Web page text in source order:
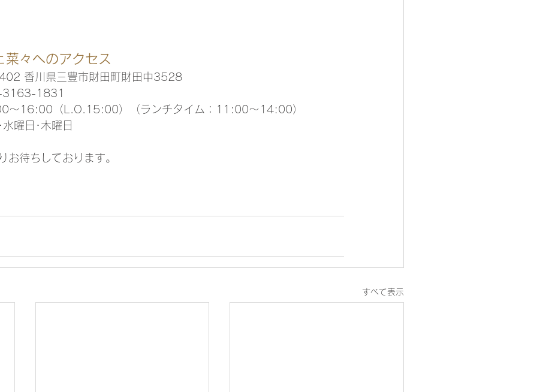
菜々へのアクセス
香川県三豊市財田町財田中3528
3163-1831
～16:00（L.O.15:00）（ランチタイム：11:00～14:00）
曜日･木曜日
お待ちしております。
すべて表示